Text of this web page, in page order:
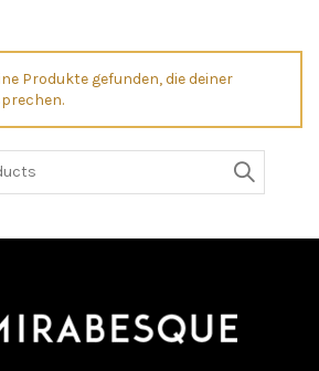
Produkte gefunden, die deiner